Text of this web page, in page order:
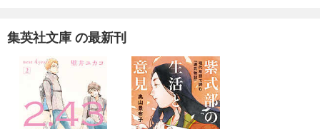
集英社文庫 の最新刊